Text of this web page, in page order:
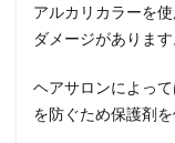
アルカリカラーを
ダメージがあります
ヘアサロンによっ
を防ぐため保護剤